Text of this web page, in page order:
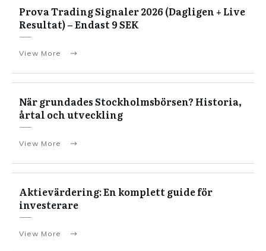
Prova Trading Signaler 2026 (Dagligen + Live
Resultat) – Endast 9 SEK
View More
När grundades Stockholmsbörsen? Historia,
årtal och utveckling
View More
Aktievärdering: En komplett guide för
investerare
View More